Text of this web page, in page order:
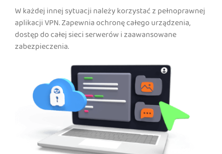
W każdej innej sytuacji należy korzystać z pełnoprawnej
aplikacji VPN. Zapewnia ochronę całego urządzenia,
dostęp do całej sieci serwerów i zaawansowane
zabezpieczenia.